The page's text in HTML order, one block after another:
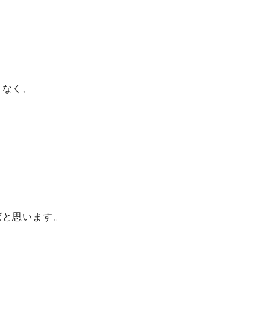
く、
思います。